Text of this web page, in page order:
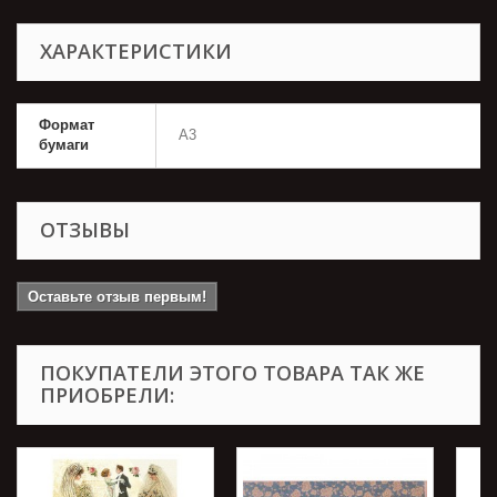
ХАРАКТЕРИСТИКИ
Формат
бумаги
А3
ОТЗЫВЫ
Оставьте отзыв первым!
ПОКУПАТЕЛИ ЭТОГО ТОВАРА ТАК ЖЕ
ПРИОБРЕЛИ: